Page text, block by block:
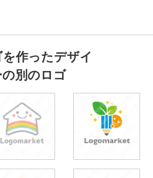
作ったデザイ
別のロゴ